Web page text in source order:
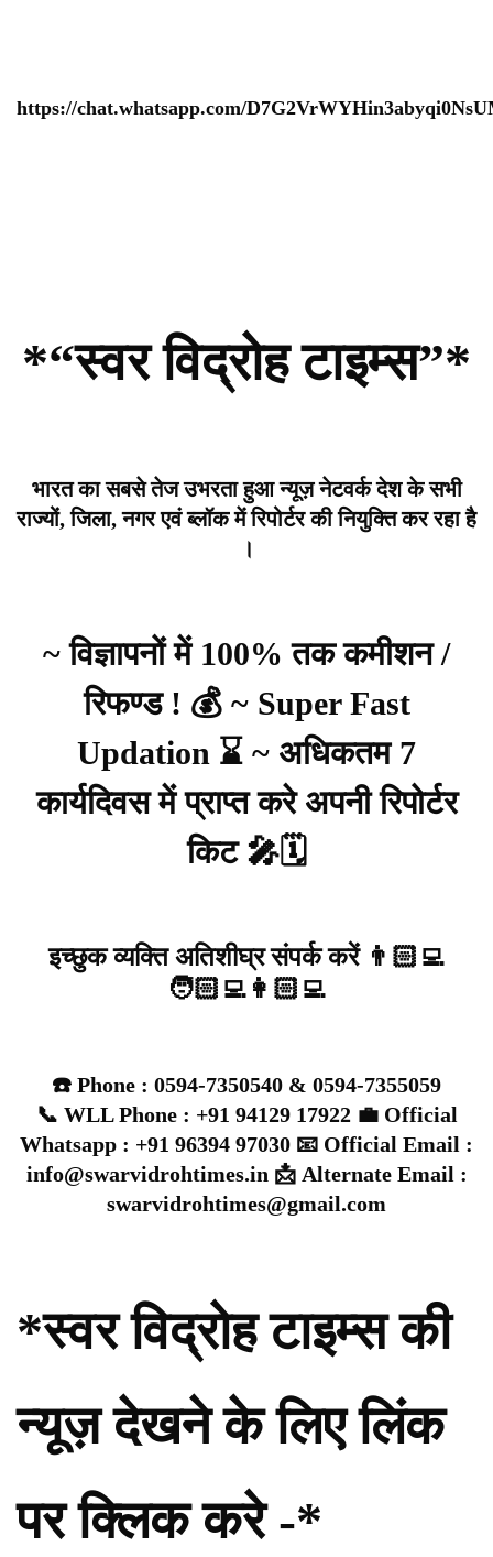
https://chat.whatsapp.com/
*“स्वर विद्रोह टाइम्स”*
भारत का सबसे तेज उभरता हुआ न्यूज़ नेटवर्क देश के सभी
राज्यों, जिला, नगर एवं ब्लॉक में रिपोर्टर की नियुक्ति कर रहा है
।
~ विज्ञापनों में 100% तक कमीशन /
रिफण्ड ! 💰 ~ Super Fast
Updation ⌛ ~ अधिकतम 7
कार्यदिवस में प्राप्त करे अपनी रिपोर्टर
किट 🎤🗓️
इच्छुक व्यक्ति अतिशीघ्र संपर्क करें 👨🏻‍💻
🧑🏻‍💻👩🏻‍💻
☎️ Phone : 0594-7350540 & 0594-7355059
📞 WLL Phone : +91 94129 17922 💼 Official
Whatsapp : +91 96394 97030 📧 Official Email :
info@swarvidrohtimes.in 📩 Alternate Email :
swarvidrohtimes@gmail.com
*स्वर विद्रोह टाइम्स की
न्यूज़ देखने के लिए लिंक
पर क्लिक करे -*